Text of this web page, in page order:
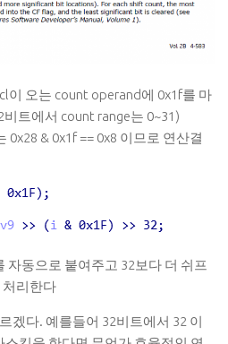
이 오는 count operand에 0x1f를 마
트에서 count range는 0~31)
0x28 & 0x1f == 0x8 이므로 연산결
자동으로 붙여주고 32보다 더 쉬프
처리한다
겠다. 예를들어 32비트에서 32 이